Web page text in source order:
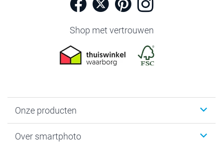
Shop met vertrouwen
Onze producten
Fotoboeken
Over smartphoto